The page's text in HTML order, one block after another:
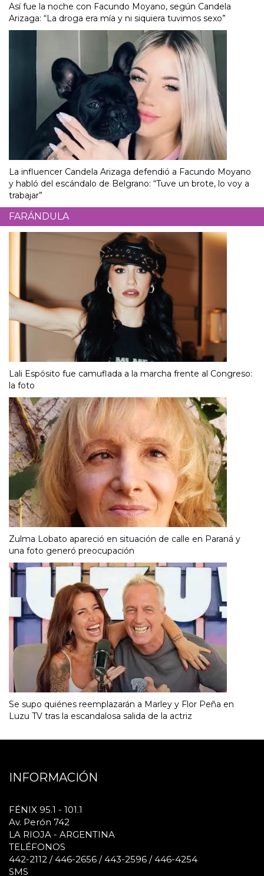
Así fue la noche con Facundo Moyano, según Candela
Arizaga: “La droga era mía y ni siquiera tuvimos sexo”
La influencer Candela Arizaga defendió a Facundo Moyano
y habló del escándalo de Belgrano: “Tuve un brote, lo voy a
trabajar”
FARÁNDULA
Lali Espósito fue camuflada a la marcha frente al Congreso:
la foto
Zulma Lobato apareció en situación de calle en Paraná y
una foto generó preocupación
Se supo quiénes reemplazarán a Marley y Flor Peña en
Luzu TV tras la escandalosa salida de la actriz
INFORMACIÓN
FÉNIX 95.1 - 101.1
Av. Perón 742
LA RIOJA - ARGENTINA
TELÉFONOS
442-2112 / 446-2656 / 443-2596 / 446-4254
SMS